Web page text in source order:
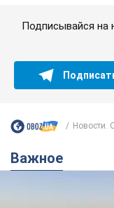
Какой была
Украины и
империя: об